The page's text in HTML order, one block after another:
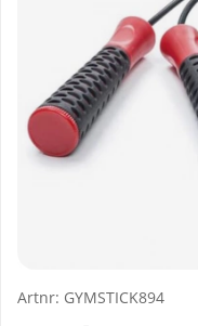
Artnr: GYMSTICK894